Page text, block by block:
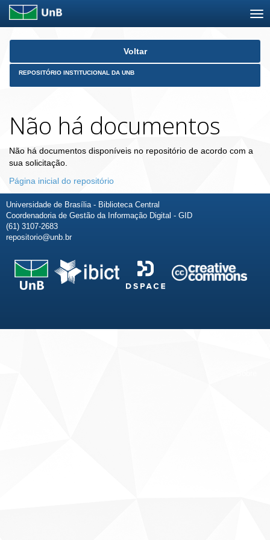
Skip
Voltar
REPOSITÓRIO INSTITUCIONAL DA UNB
Não há documentos
Não há documentos disponíveis no repositório de acordo com a
sua solicitação.
Página inicial do repositório
Universidade de Brasília - Biblioteca Central
Coordenadoria de Gestão da Informação Digital - GID
(61) 3107-2683
repositorio@unb.br